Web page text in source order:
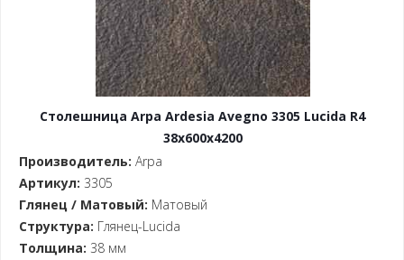
Столешница Arpa Ardesia Avegno 3305 Lucida R4
38x600x4200
Производитель: Arpa
Артикул: 3305
Глянец / Матовый: Матовый
Структура: Глянец-Lucida
Толщина: 38 мм